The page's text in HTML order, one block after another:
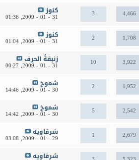
3 4,466 كنوز
31 - 01 - 2009,
01:36
2 1,708 كنوز
31 - 01 - 2009,
01:04
10 3,922 زنبقةُ الحرف
31 - 01 - 2009,
00:27
2 1,952 شموخ
30 - 01 - 2009,
14:46
5 2,542 شموخ
30 - 01 - 2009,
14:42
1 2,679 شرقاويه
29 - 01 - 2009,
03:08
شرقاويه